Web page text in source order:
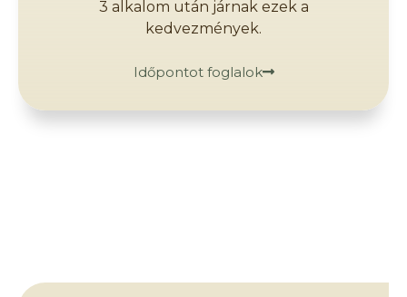
3 alkalom után járnak ezek a
kedvezmények.
Időpontot foglalok